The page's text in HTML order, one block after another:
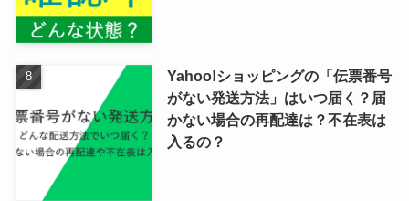
Yahoo!ショッピングの「伝票番号
がない発送方法」はいつ届く？届
かない場合の再配達は？不在表は
入るの？